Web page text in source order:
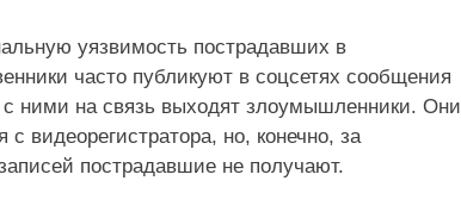
уязвимость пострадавших в
часто публикуют в соцсетях сообщения
с ними на связь выходят злоумышленники. Они
видеорегистратора, но, конечно, за
пострадавшие не получают.